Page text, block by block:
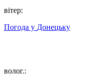
вітер:
Погода у Донецьку
волог.: